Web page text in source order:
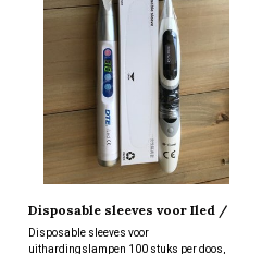
Disposable sleeves voor Iled /
B-cure / LED-H 100x
Disposable sleeves voor
uithardingslampen 100 stuks per doos,